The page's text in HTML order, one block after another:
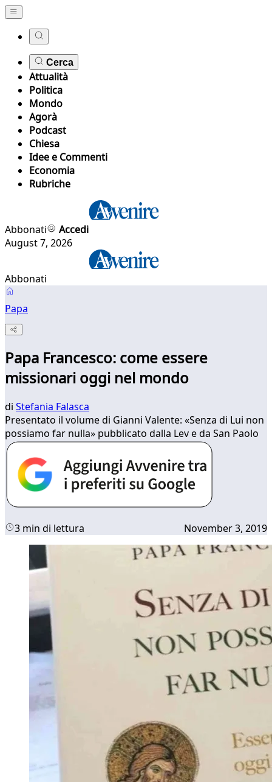
Cerca
Attualità
Politica
Mondo
Agorà
Podcast
Chiesa
Idee e Commenti
Economia
Rubriche
Abbonati
Accedi
August 7, 2026
Abbonati
Papa
Papa Francesco: come essere
missionari oggi nel mondo
di Stefania Falasca
Presentato il volume di Gianni Valente: «Senza di Lui non
possiamo far nulla» pubblicato dalla Lev e da San Paolo
3 min di lettura November 3, 2019